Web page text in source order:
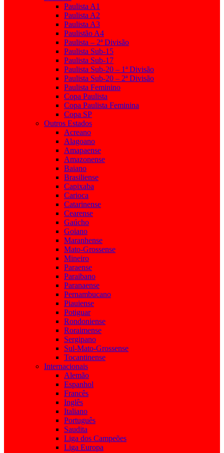
Paulista A1
Paulista A2
Paulista A3
Paulistão A4
Paulista – 2ª Divisão
Paulista Sub-15
Paulista Sub-17
Paulista Sub-20 – 1ª Divisão
Paulista Sub-20 – 2ª Divisão
Paulista Feminino
Copa Paulista
Copa Paulista Feminina
Copa SP
Outros Estados
Acreano
Alagoano
Amapaense
Amazonense
Baiano
Brasiliense
Capixaba
Carioca
Catarinense
Cearense
Gaúcho
Goiano
Maranhense
Mato-Grossense
Mineiro
Paraense
Paraibano
Paranaense
Pernambucano
Piauiense
Potiguar
Rondoniense
Roraimense
Sergipano
Sul-Mato-Grossense
Tocantinense
Internacionais
Alemão
Espanhol
Francês
Inglês
Italiano
Português
Saudita
Liga dos Campeões
Liga Europa